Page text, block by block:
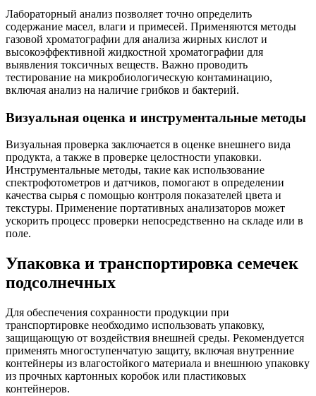
Лабораторный анализ позволяет точно определить
содержание масел, влаги и примесей. Применяются методы
газовой хроматографии для анализа жирных кислот и
высокоэффективной жидкостной хроматографии для
выявления токсичных веществ. Важно проводить
тестирование на микробиологическую контаминацию,
включая анализ на наличие грибков и бактерий.
Визуальная оценка и инструментальные методы
Визуальная проверка заключается в оценке внешнего вида
продукта, а также в проверке целостности упаковки.
Инструментальные методы, такие как использование
спектрофотометров и датчиков, помогают в определении
качества сырья с помощью контроля показателей цвета и
текстуры. Применение портативных анализаторов может
ускорить процесс проверки непосредственно на складе или в
поле.
Упаковка и транспортировка семечек
подсолнечных
Для обеспечения сохранности продукции при
транспортировке необходимо использовать упаковку,
защищающую от воздействия внешней среды. Рекомендуется
применять многоступенчатую защиту, включая внутренние
контейнеры из влагостойкого материала и внешнюю упаковку
из прочных картонных коробок или пластиковых
контейнеров.